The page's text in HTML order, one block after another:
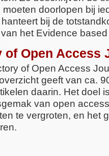
moeten doorlopen bij
bij de
het Evidence
of Open Access
of Open Access
geeft van ca.
daarin. Het doel
van open
te vergroten, en het